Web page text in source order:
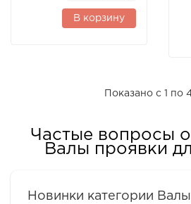
В корзину
Показано с 1 по
Частые вопросы о
Валы проявки
Новинки категории